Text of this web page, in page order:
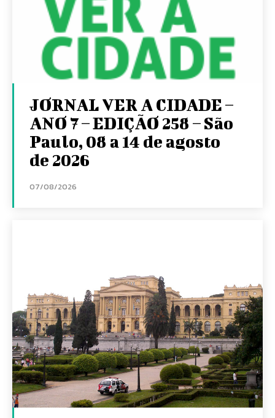
JORNAL VER A CIDADE –
ANO 7 – EDIÇÃO 258 – São
Paulo, 08 a 14 de agosto
de 2026
07/08/2026